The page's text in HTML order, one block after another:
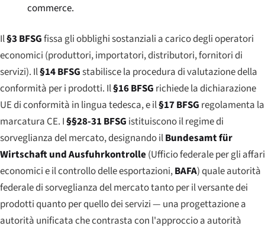
commerce.
Il§3 BFSGfissa gli obblighi sostanziali a carico degli operatori
economici (produttori, importatori, distributori, fornitori di
servizi). Il§14 BFSGstabilisce la procedura di valutazione della
conformità per i prodotti. Il§16 BFSG richiede la dichiarazione
UE di conformità in lingua tedesca, e il§17 BFSG regolamenta la
marcatura CE. I§§28-31 BFSG istituiscono il regime di
sorveglianza del mercato, designando ilBundesamt für
Wirtschaft und Ausfuhrkontrolle(Ufficio federale per gli affari
economici e il controllo delle esportazioni,BAFA) quale autorità
federale di sorveglianza del mercato tanto per il versante dei
prodotti quanto per quello dei servizi — una progettazione a
autorità unificata che contrasta con l'approccio a autorità